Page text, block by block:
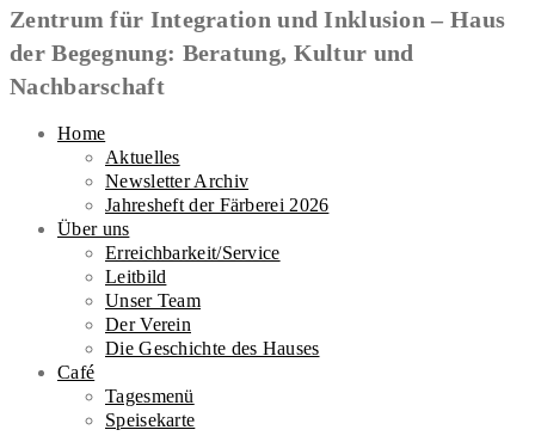
Zentrum für Integration und Inklusion – Haus
der Begegnung: Beratung, Kultur und
Nachbarschaft
Home
Aktuelles
Newsletter Archiv
Jahresheft der Färberei 2026
Über uns
Erreichbarkeit/Service
Leitbild
Unser Team
Der Verein
Die Geschichte des Hauses
Café
Tagesmenü
Speisekarte